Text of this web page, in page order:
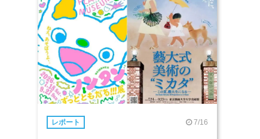
レポート 7/16